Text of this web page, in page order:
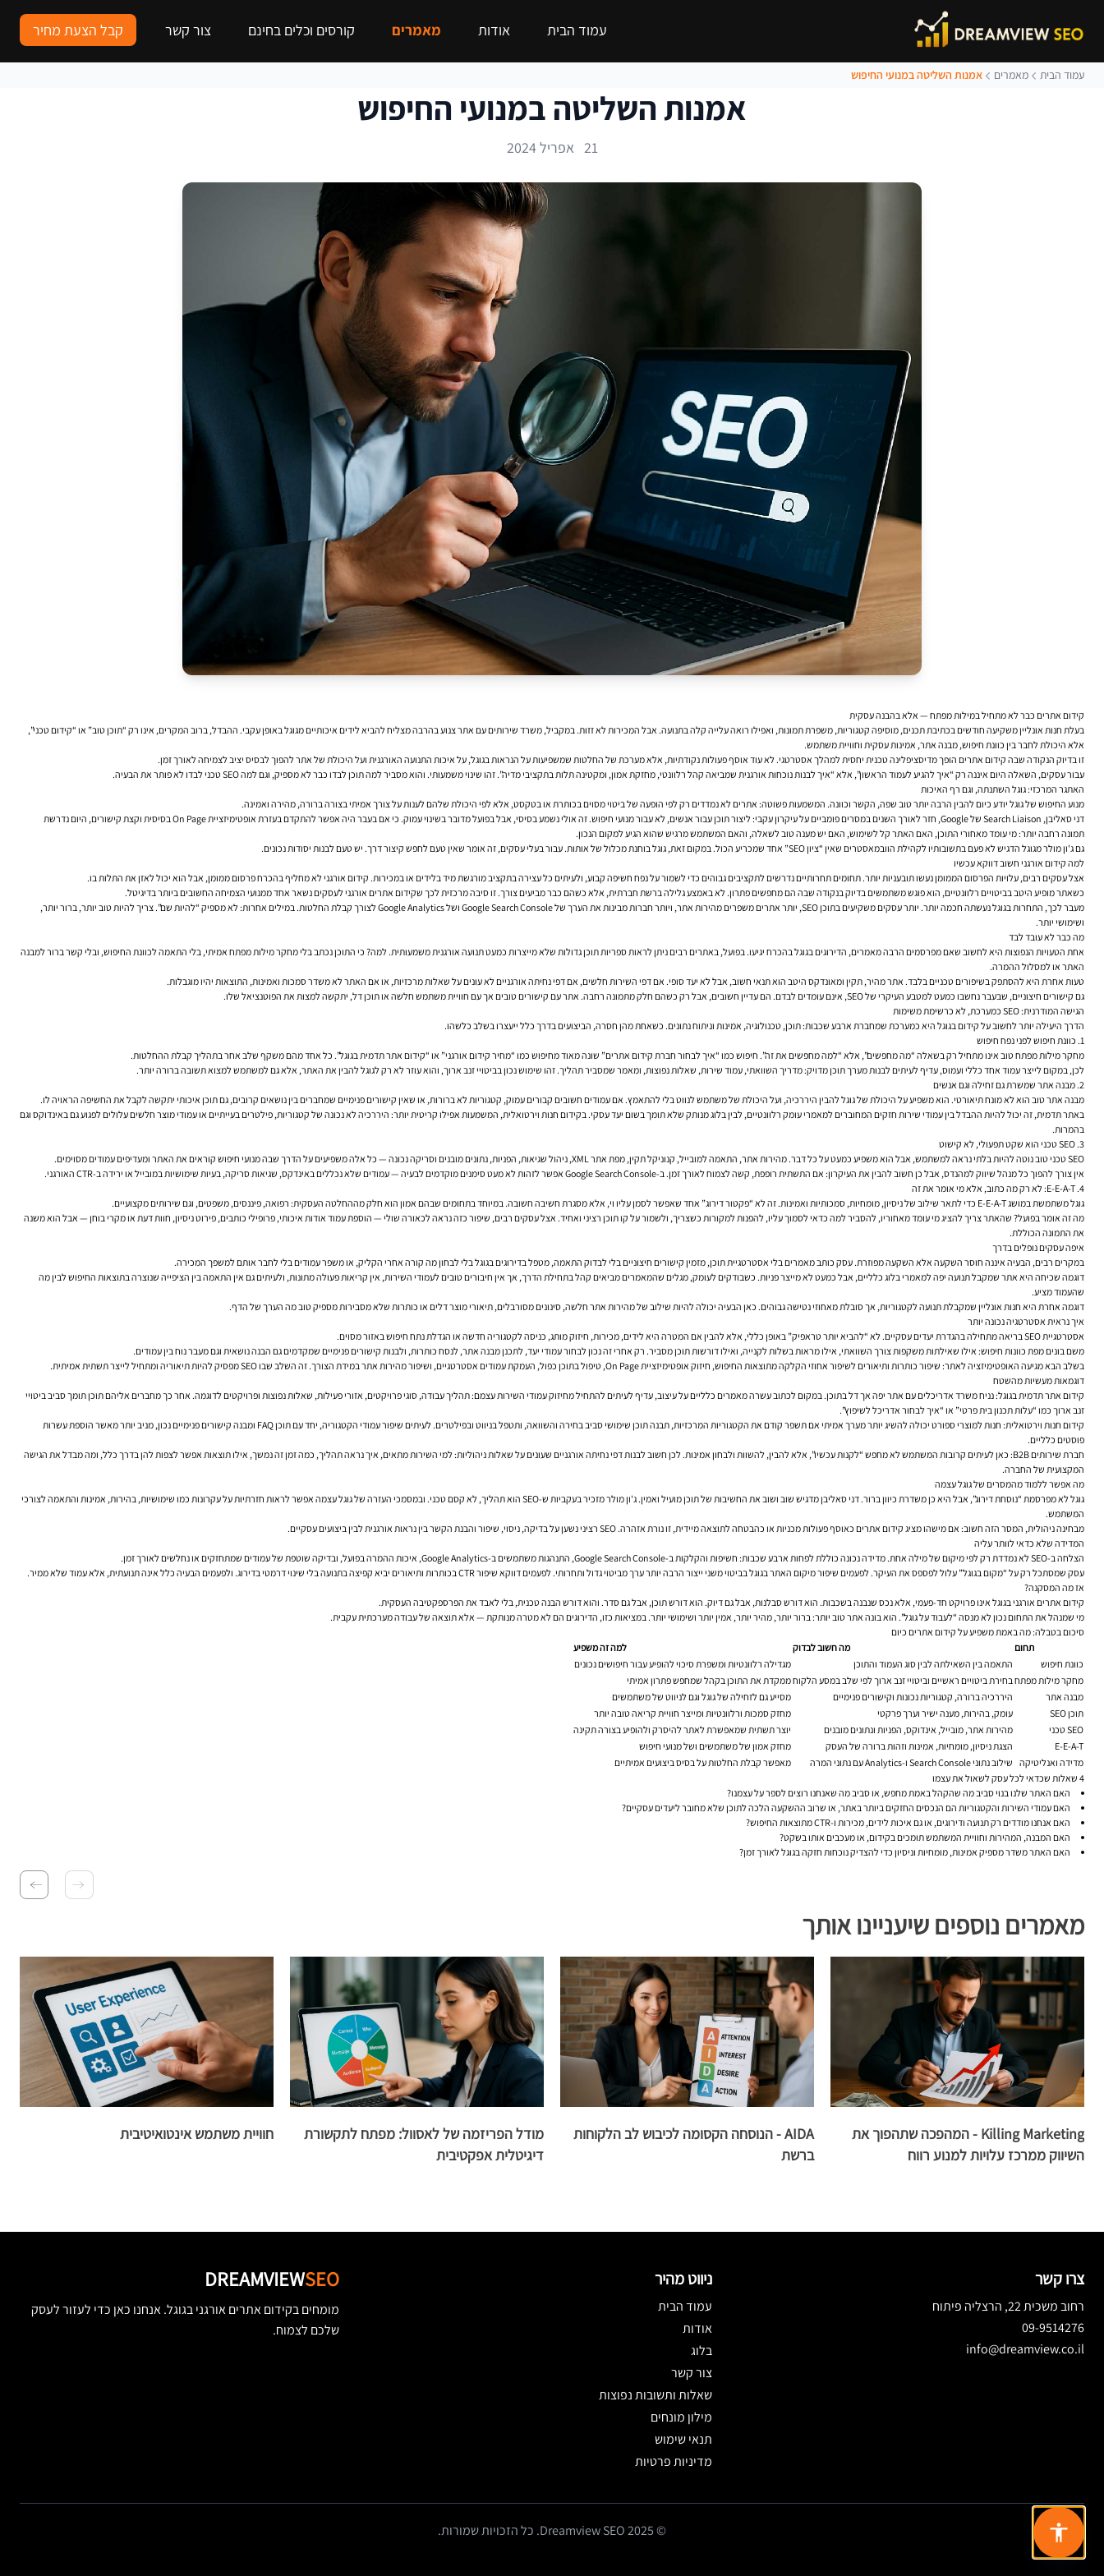
עמוד הבית אודות מאמרים קורסים וכלים בחינם צור קשר קבל הצעת מחיר
עמוד הבית מאמרים אמנות השליטה במנועי החיפוש
אמנות השליטה במנועי החיפוש
21 אפריל 2024
קידום אתרים כבר לא מתחיל במילות מפתח — אלא בהבנה עסקית
בעלת חנות אונליין משקיעה חודשים בכתיבת תכנים, מוסיפה קטגוריות, משפרת תמונות, ואפילו רואה עלייה קלה בתנועה. אבל המכירות לא זזות. במקביל, משרד שירותים עם אתר צנוע בהרבה מצליח להביא לידים איכותיים מגוגל באופן עקבי. ההבדל, ברוב המקרים, אינו רק “תוכן טוב” או “קידום טכני”,
אלא היכולת לחבר בין כוונת חיפוש, מבנה אתר, אמינות עסקית וחוויית משתמש.
זו בדיוק הנקודה שבה קידום אתרים הופך מדיסציפלינה טכנית יחסית למהלך אסטרטגי. לא עוד אוסף פעולות נקודתיות, אלא מערכת של החלטות שמשפיעות על הנראות בגוגל, על איכות התנועה האורגנית ועל היכולת של אתר להפוך לבסיס יציב לצמיחה לאורך זמן.
עבור עסקים, השאלה היום איננה רק “איך להגיע לעמוד הראשון”, אלא “איך לבנות נוכחות אורגנית שמביאה קהל רלוונטי, מחזקת אמון, ומקטינה תלות בתקציבי מדיה”. זהו שינוי משמעותי. והוא מסביר למה תוכן לבדו כבר לא מספיק, וגם למה SEO טכני לבדו לא פותר את הבעיה.
האתגר המרכזי: גוגל השתנתה, וגם רף האיכות
מנוע החיפוש של גוגל יודע כיום להבין הרבה יותר טוב שפה, הקשר וכוונה. המשמעות פשוטה: אתרים לא נמדדים רק לפי הופעה של ביטוי מסוים בכותרת או בטקסט, אלא לפי היכולת שלהם לענות על צורך אמיתי בצורה ברורה, מהירה ואמינה.
דני סאליבן, Search Liaison של Google, חזר לאורך השנים במסרים פומביים על עיקרון עקבי: ליצור תוכן עבור אנשים, לא עבור מנועי חיפוש. זה אולי נשמע בסיסי, אבל בפועל מדובר בשינוי עמוק. כי אם בעבר היה אפשר להתקדם בעזרת אופטימיזציית On Page בסיסית וקצת קישורים, היום נדרשת
תמונה רחבה יותר: מי עומד מאחורי התוכן, האם האתר קל לשימוש, האם יש מענה טוב לשאלה, והאם המשתמש מרגיש שהוא הגיע למקום הנכון.
גם ג'ון מולר מגוגל הדגיש לא פעם בתשובותיו לקהילת הוובמאסטרים שאין “ציון SEO” אחד שמכריע הכול. במקום זאת, גוגל בוחנת מכלול של אותות. עבור בעלי עסקים, זה אומר שאין טעם לחפש קיצור דרך. יש טעם לבנות יסודות נכונים.
למה קידום אורגני חשוב דווקא עכשיו
אצל עסקים רבים, עלויות הפרסום הממומן נעשו תובעניות יותר. תחומים תחרותיים נדרשים לתקציבים גבוהים כדי לשמור על נפח חשיפה קבוע, ולעיתים כל עצירה בתקציב מורגשת מיד בלידים או במכירות. קידום אורגני לא מחליף בהכרח פרסום ממומן, אבל הוא יכול לאזן את התלות בו.
כשאתר מופיע היטב בביטויים רלוונטיים, הוא פוגש משתמשים בדיוק בנקודה שבה הם מחפשים פתרון. לא באמצע גלילה ברשת חברתית, אלא כשהם כבר מביעים צורך. זו סיבה מרכזית לכך שקידום אתרים אורגני לעסקים נשאר אחד ממנועי הצמיחה החשובים ביותר בדיגיטל.
מעבר לכך, התחרות בגוגל נעשתה חכמה יותר. יותר עסקים משקיעים בתוכן SEO, יותר אתרים משפרים מהירות אתר, ויותר חברות מבינות את הערך של Google Search Console ושל Google Analytics לצורך קבלת החלטות. במילים אחרות: לא מספיק “להיות שם”. צריך להיות טוב יותר, ברור יותר,
ושימושי יותר.
מה כבר לא עובד לבד
אחת הטעויות הנפוצות היא לחשוב שאם מפרסמים הרבה מאמרים, הדירוגים בגוגל בהכרח יגיעו. בפועל, באתרים רבים ניתן לראות ספריות תוכן גדולות שלא מייצרות כמעט תנועה אורגנית משמעותית. למה? כי התוכן נכתב בלי מחקר מילות מפתח אמיתי, בלי התאמה לכוונת החיפוש, ובלי קשר ברור למבנה
האתר או למסלול ההמרה.
טעות אחרת היא להסתפק בשיפורים טכניים בלבד. אתר מהיר, תקין ומאונדקס היטב הוא תנאי חשוב, אבל לא יעד סופי. אם דפי השירות חלשים, אם דפי נחיתה אורגניים לא עונים על שאלות מרכזיות, או אם האתר לא משדר סמכות ואמינות, התוצאות יהיו מוגבלות.
גם קישורים חיצוניים, שבעבר נחשבו כמעט למטבע העיקרי של SEO, אינם עומדים לבדם. הם עדיין חשובים, אבל רק כשהם חלק מתמונה רחבה. אתר עם קישורים טובים אך עם חוויית משתמש חלשה או תוכן דל, יתקשה למצות את הפוטנציאל שלו.
הגישה המודרנית: SEO כמערכת, לא כרשימת משימות
הדרך היעילה יותר לחשוב על קידום בגוגל היא כמערכת שמחברת ארבע שכבות: תוכן, טכנולוגיה, אמינות וניתוח נתונים. כשאחת מהן חסרה, הביצועים בדרך כלל ייעצרו בשלב כלשהו.
1. כוונת חיפוש לפני נפח חיפוש
מחקר מילות מפתח טוב אינו מתחיל רק בשאלה “מה מחפשים”, אלא “למה מחפשים את זה”. חיפוש כמו “איך לבחור חברת קידום אתרים” שונה מאוד מחיפוש כמו “מחיר קידום אורגני” או “קידום אתר תדמית בגוגל”. כל אחד מהם משקף שלב אחר בתהליך קבלת ההחלטות.
לכן, במקום לייצר עמוד אחד כללי ועמוס, עדיף לעיתים לבנות מערך תוכן מדויק: מדריך השוואתי, עמוד שירות, שאלות נפוצות, ומאמר שמסביר תהליך. זהו שימוש נכון בביטויי זנב ארוך, והוא עוזר לא רק לגוגל להבין את האתר, אלא גם למשתמש למצוא תשובה ברורה יותר.
2. מבנה אתר שמשרת גם זחילה וגם אנשים
מבנה אתר טוב הוא לא מונח תיאורטי. הוא משפיע על היכולת של גוגל להבין היררכיה, ועל היכולת של משתמש לנווט בלי להתאמץ. אם עמודים חשובים קבורים עמוק, קטגוריות לא ברורות, או שאין קישורים פנימיים שמחברים בין נושאים קרובים, גם תוכן איכותי יתקשה לקבל את החשיפה הראויה לו.
באתר תדמית, זה יכול להיות ההבדל בין עמודי שירות חזקים המחוברים למאמרי עומק רלוונטיים, לבין בלוג מנותק שלא תומך בשום יעד עסקי. בקידום חנות וירטואלית, המשמעות אפילו קריטית יותר: היררכיה לא נכונה של קטגוריות, פילטרים בעייתיים או עמודי מוצר חלשים עלולים לפגוע גם באינדוקס וגם
בהמרות.
3. SEO טכני הוא שקט תפעולי, לא קישוט
SEO טכני טוב נוטה להיות בלתי נראה למשתמש, אבל הוא משפיע כמעט על כל דבר. מהירות אתר, התאמה למובייל, קנוניקל תקין, מפת אתר XML, ניהול שגיאות, הפניות, נתונים מובנים וסריקה נכונה — כל אלה משפיעים על הדרך שבה מנועי חיפוש קוראים את האתר ומעדיפים עמודים מסוימים.
אין צורך להפוך כל מנהל שיווק למהנדס, אבל כן חשוב להבין את העיקרון: אם התשתית רופפת, קשה לצמוח לאורך זמן. ב-Google Search Console אפשר לזהות לא מעט סימנים מוקדמים לבעיה — עמודים שלא נכללים באינדקס, שגיאות סריקה, בעיות שימושיות במובייל או ירידה ב-CTR האורגני.
4. E-E-A-T: לא רק מה כתוב, אלא מי אומר את זה
גוגל משתמשת במושג E-E-A-T כדי לתאר שילוב של ניסיון, מומחיות, סמכותיות ואמינות. זה לא “פקטור דירוג” אחד שאפשר לסמן עליו וי, אלא מסגרת חשיבה חשובה. במיוחד בתחומים שבהם אמון הוא חלק מההחלטה העסקית: רפואה, פיננסים, משפטים, וגם שירותים מקצועיים.
מה זה אומר בפועל? שהאתר צריך להציג מי עומד מאחוריו, להסביר למה כדאי לסמוך עליו, להפנות למקורות כשצריך, ולשמור על קו תוכן רציני ואחיד. אצל עסקים רבים, שיפור כזה נראה לכאורה שולי — הוספת עמוד אודות איכותי, פרופילי כותבים, פירוט ניסיון, חוות דעת או מקרי בוחן — אבל הוא משנה
את התמונה הכוללת.
איפה עסקים נופלים בדרך
במקרים רבים, הבעיה איננה חוסר השקעה אלא השקעה מפוזרת. עסק כותב מאמרים בלי אסטרטגיית תוכן, מזמין קישורים חיצוניים בלי לבדוק התאמה, מטפל בדירוגים בגוגל בלי לבחון מה קורה אחרי הקליק, או משפר עמודים בלי לחבר אותם למשפך המכירה.
דוגמה שכיחה היא אתר שמקבל תנועה יפה למאמרי בלוג כלליים, אבל כמעט לא מייצר פניות. כשבודקים לעומק, מגלים שהמאמרים מביאים קהל בתחילת הדרך, אך אין חיבורים טובים לעמודי השירות, אין קריאות פעולה מתונות, ולעיתים גם אין התאמה בין הציפייה שנוצרה בתוצאות החיפוש לבין מה
שהעמוד מציע.
דוגמה אחרת היא חנות אונליין שמקבלת תנועה לקטגוריות, אך סובלת מאחוזי נטישה גבוהים. כאן הבעיה יכולה להיות שילוב של מהירות אתר חלשה, סינונים מסורבלים, תיאורי מוצר דלים או כותרות שלא מסבירות מספיק טוב מה הערך של הדף.
איך נראית אסטרטגיה נכונה יותר
אסטרטגיית SEO בריאה מתחילה בהגדרת יעדים עסקיים. לא “להביא יותר טראפיק” באופן כללי, אלא להבין אם המטרה היא לידים, מכירות, חיזוק מותג, כניסה לקטגוריה חדשה או הגדלת נתח חיפוש באזור מסוים.
משם בונים מפת כוונות חיפוש: אילו שאילתות משקפות צורך השוואתי, אילו מראות בשלות לקנייה, ואילו דורשות תוכן מסביר. רק אחרי זה נכון לבחור עמודי יעד, לתכנן מבנה אתר, לנסח כותרות, ולבנות קישורים פנימיים שמקדמים גם הבנה נושאית וגם מעבר נוח בין עמודים.
בשלב הבא מגיעה האופטימיזציה לאתר: שיפור כותרות ותיאורים לשיפור אחוזי הקלקה מתוצאות החיפוש, חיזוק אופטימיזציית On Page, טיפול בתוכן כפול, העמקת עמודים אסטרטגיים, ושיפור מהירות אתר במידת הצורך. זה השלב שבו SEO מפסיק להיות תיאוריה ומתחיל לייצר תשתית אמיתית.
דוגמאות מעשיות מהשטח
קידום אתר תדמית בגוגל:נניח משרד אדריכלים עם אתר יפה אך דל בתוכן. במקום לכתוב עשרה מאמרים כלליים על עיצוב, עדיף לעיתים להתחיל מחיזוק עמודי השירות עצמם: תהליך עבודה, סוגי פרויקטים, אזורי פעילות, שאלות נפוצות ופרויקטים לדוגמה. אחר כך מחברים אליהם תוכן תומך סביב ביטויי
זנב ארוך כמו “עלות תכנון בית פרטי” או “איך לבחור אדריכל לשיפוץ”.
קידום חנות וירטואלית:
חנות למוצרי ספורט יכולה להשיג יותר מערך אמיתי אם תשפר קודם את הקטגוריות המרכזיות, תבנה תוכן שימושי סביב בחירה והשוואה, ותטפל בניווט ובפילטרים. לעיתים שיפור עמודי הקטגוריה, יחד עם תוכן FAQ ומבנה קישורים פנימיים נכון, מניב יותר מאשר הוספת עשרות
פוסטים כלליים.
חברת שירותים B2B:
כאן לעיתים קרובות המשתמש לא מחפש “לקנות עכשיו”, אלא להבין, להשוות ולבחון אמינות. לכן חשוב לבנות דפי נחיתה אורגניים שעונים על שאלות ניהוליות: למי השירות מתאים, איך נראה תהליך, כמה זמן זה נמשך, אילו תוצאות אפשר לצפות להן בדרך כלל, ומה מבדל את הגישה
המקצועית של החברה.
מה אפשר ללמוד מהמסרים של גוגל עצמה
גוגל לא מפרסמת “נוסחת דירוג”, אבל היא כן משדרת כיוון ברור. דני סאליבן מדגיש שוב ושוב את החשיבות של תוכן מועיל ואמין. ג'ון מולר מזכיר בעקביות ש-SEO הוא תהליך, לא קסם טכני. ובמסמכי העזרה של גוגל עצמה אפשר לראות חזרתיות על עקרונות כמו שימושיות, בהירות, אמינות והתאמה לצורכי
המשתמש.
מבחינה ניהולית, המסר הזה חשוב: אם מישהו מציג קידום אתרים כאוסף פעולות מכניות או כהבטחה לתוצאה מיידית, זו נורת אזהרה. SEO רציני נשען על בדיקה, ניסוי, שיפור והבנת הקשר בין נראות אורגנית לבין ביצועים עסקיים.
המדידה שלא כדאי לוותר עליה
הצלחה ב-SEO לא נמדדת רק לפי מיקום של מילה אחת. מדידה נכונה כוללת לפחות ארבע שכבות: חשיפות והקלקות ב-Google Search Console, התנהגות משתמשים ב-Google Analytics, איכות ההמרה בפועל, ובדיקה שוטפת של עמודים שמתחזקים או נחלשים לאורך זמן.
עסק שמסתכל רק על “מקום בגוגל” עלול לפספס את העיקר. לפעמים שיפור מיקום האתר בגוגל בביטוי משני ייצור הרבה יותר ערך מביטוי גדול ותחרותי. לפעמים דווקא שיפור CTR בכותרות ותיאורים יביא קפיצה בתנועה בלי שינוי דרמטי בדירוג. ולפעמים הבעיה כלל אינה תנועתית, אלא עמוד שלא ממיר.
אז מה המסקנה?
קידום אתרים אורגני בגוגל אינו פרויקט חד-פעמי, אלא נכס שנבנה בשכבות. הוא דורש סבלנות, אבל גם דיוק. הוא דורש תוכן, אבל גם סדר. והוא דורש הבנה טכנית, בלי לאבד את הפרספקטיבה העסקית.
מי שמנהל את התחום נכון לא מנסה “לעבוד על גוגל”. הוא בונה אתר טוב יותר: ברור יותר, מהיר יותר, אמין יותר ושימושי יותר. במציאות כזו, הדירוגים הם לא מטרה מנותקת — אלא תוצאה של עבודה מערכתית עקבית.
סיכום בטבלה: מה באמת משפיע על קידום אתרים כיום
תחום
מה חשוב לבדוק
למה זה משפיע
כוונת חיפוש
התאמה בין השאילתה לבין סוג העמוד והתוכן
מגדילה רלוונטיות ומשפרת סיכוי להופיע עבור חיפושים נכונים
מחקר מילות מפתחבחירת ביטויים ראשיים וביטויי זנב ארוך לפי שלב במסע הלקוחממקדת את התוכן בקהל שמחפש פתרון אמיתי
מבנה אתר
היררכיה ברורה, קטגוריות נכונות וקישורים פנימיים
מסייע גם לזחילה של גוגל וגם לניווט של משתמשים
תוכן SEO
עומק, בהירות, מענה ישיר וערך פרקטי
מחזק סמכות ורלוונטיות ומייצר חוויית קריאה טובה יותר
SEO טכני
מהירות אתר, מובייל, אינדוקס, הפניות ונתונים מובנים
יוצר תשתית שמאפשרת לאתר להיסרק ולהופיע בצורה תקינה
E-E-A-T
הצגת ניסיון, מומחיות, אמינות וזהות ברורה של העסק
מחזק אמון של משתמשים ושל מנועי חיפוש
מדידה ואנליטיקה שילוב נתוני Search Console ו-Analytics עם נתוני המרה
מאפשר קבלת החלטות על בסיס ביצועים אמיתיים
4 שאלות שכדאי לכל עסק לשאול את עצמו
האם האתר שלנו בנוי סביב מה שהקהל באמת מחפש, או סביב מה שאנחנו רוצים לספר על עצמנו?
האם עמודי השירות והקטגוריות הם הנכסים החזקים ביותר באתר, או שרוב ההשקעה הלכה לתוכן שלא מחובר ליעדים עסקיים?
האם אנחנו מודדים רק תנועה ודירוגים, או גם איכות לידים, מכירות ו-CTR מתוצאות החיפוש?
האם המבנה, המהירות וחוויית המשתמש תומכים בקידום, או מעכבים אותו בשקט?
האם האתר משדר מספיק אמינות, מומחיות וניסיון כדי להצדיק נוכחות חזקה בגוגל לאורך זמן?
מאמרים נוספים שיעניינו אותך
Killing Marketing - המהפכה שתהפוך את
השיווק ממרכז עלויות למנוע רווח
AIDA - הנוסחה הקסומה לכיבוש לב הלקוחות
ברשת
מודל הפריזמה של לאסוול: מפתח לתקשורת
דיגיטלית אפקטיבית
חוויית משתמש אינטואיטיבית
צרו קשר
רחוב משכית 22, הרצליה פיתוח
09-9514276
info@dreamview.co.il
ניווט מהיר
עמוד הבית
אודות
בלוג
צור קשר
שאלות ותשובות נפוצות
מילון מונחים
תנאי שימוש
מדיניות פרטיות
DREAMVIEWSEO
מומחים בקידום אתרים אורגני בגוגל. אנחנו כאן כדי לעזור לעסק
שלכם לצמוח.
© 2025 Dreamview SEO. כל הזכויות שמורות.